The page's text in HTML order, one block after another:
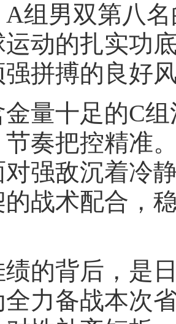
A组男双第八
动的扎实功
强拼搏的良好
十足的C组
奏把控精准
对强敌沉着冷
战术配合，
背后，是日
全力备战本次